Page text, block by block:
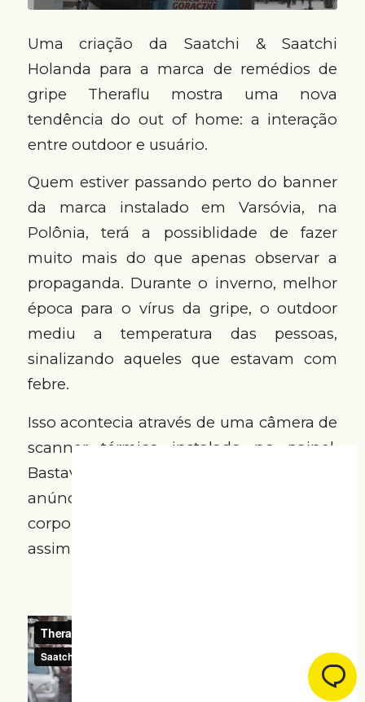
Uma criação da Saatchi & Saatchi
Holanda para a marca de remédios de
gripe Theraflu mostra uma nova
tendência do out of home: a interação
entre outdoor e usuário.
Quem estiver passando perto do banner
da marca instalado em Varsóvia, na
Polônia, terá a possiblidade de fazer
muito mais do que apenas observar a
propaganda. Durante o inverno, melhor
época para o vírus da gripe, o outdoor
mediu a temperatura das pessoas,
sinalizando aqueles que estavam com
febre.
Isso acontecia através de uma câmera de
scanner térmico instalado no painel.
Bastava o usuário ficar em frente ao
anúncio para saber se a temperatura
corporal estava acima do normal, e
assim, procurar um médico.